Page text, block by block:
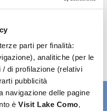
parti per finalità:
analitiche (per le
di profilazione (relativi
pubblicità
navigazione delle pagine
è Visit Lake Como